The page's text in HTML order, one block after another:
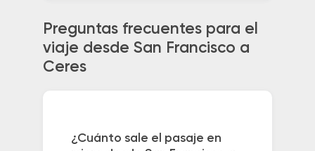
Preguntas frecuentes para el
viaje desde San Francisco a
Ceres
¿Cuánto sale el pasaje en